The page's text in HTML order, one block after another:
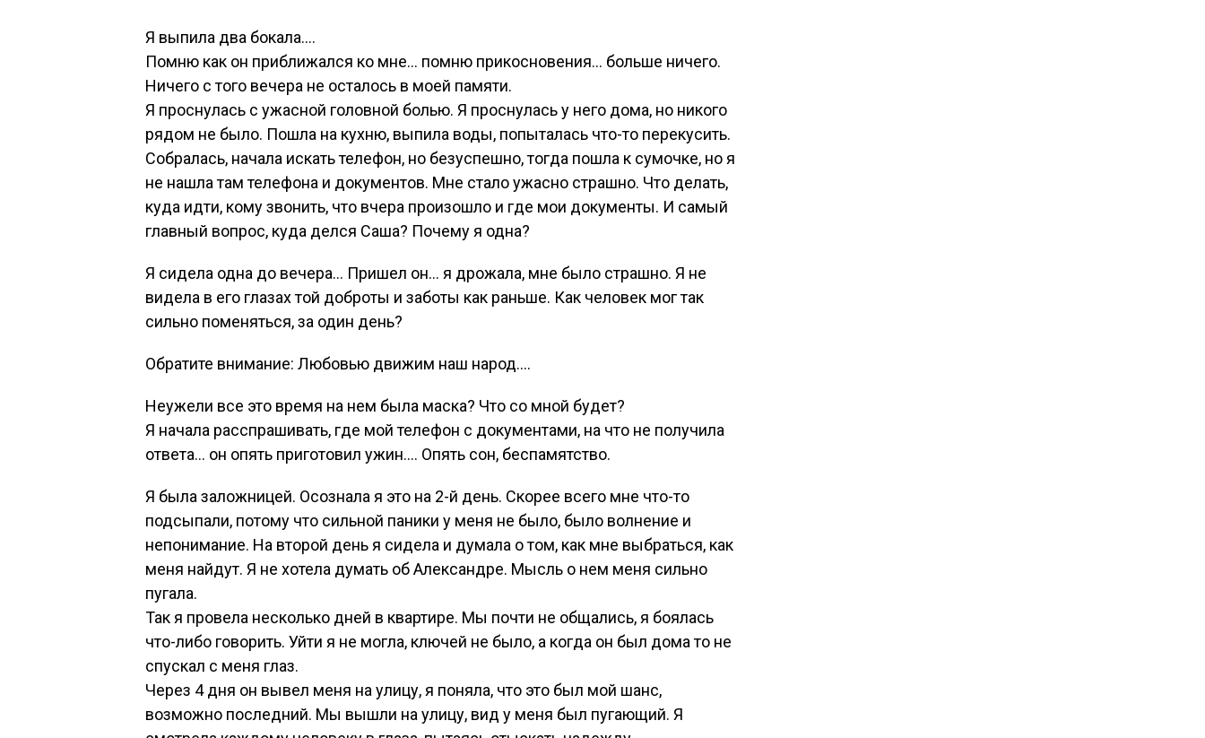
Я выпила два бокала….
Помню как он приближался ко мне… помню прикосновения… больше ничего.
Ничего с того вечера не осталось в моей памяти.
Я проснулась с ужасной головной болью. Я проснулась у него дома, но никого
рядом не было. Пошла на кухню, выпила воды, попыталась что-то перекусить.
Собралась, начала искать телефон, но безуспешно, тогда пошла к сумочке, но я
не нашла там телефона и документов. Мне стало ужасно страшно. Что делать,
куда идти, кому звонить, что вчера произошло и где мои документы. И самый
главный вопрос, куда делся Саша? Почему я одна?
Я сидела одна до вечера… Пришел он… я дрожала, мне было страшно. Я не
видела в его глазах той доброты и заботы как раньше. Как человек мог так
сильно поменяться, за один день?
Обратите внимание: Любовью движим наш народ….
Неужели все это время на нем была маска? Что со мной будет?
Я начала расспрашивать, где мой телефон с документами, на что не получила
ответа… он опять приготовил ужин…. Опять сон, беспамятство.
Я была заложницей. Осознала я это на 2-й день. Скорее всего мне что-то
подсыпали, потому что сильной паники у меня не было, было волнение и
непонимание. На второй день я сидела и думала о том, как мне выбраться, как
меня найдут. Я не хотела думать об Александре. Мысль о нем меня сильно
пугала.
Так я провела несколько дней в квартире. Мы почти не общались, я боялась
что-либо говорить. Уйти я не могла, ключей не было, а когда он был дома то не
спускал с меня глаз.
Через 4 дня он вывел меня на улицу, я поняла, что это был мой шанс,
возможно последний. Мы вышли на улицу, вид у меня был пугающий. Я